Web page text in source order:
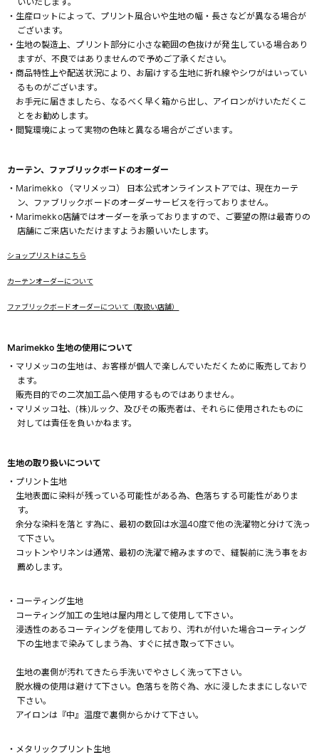
いいたします。
・生産ロットによって、プリント風合いや生地の幅・長さなどが異なる場合が
ございます。
・生地の製造上、プリント部分に小さな範囲の色抜けが発生している場合あり
ますが、不良ではありませんので予めご了承ください。
・商品特性上や配送状況により、お届けする生地に折れ線やシワがはいってい
るものがございます。
お手元に届きましたら、なるべく早く箱から出し、アイロンがけいただくこ
とをお勧めします。
・閲覧環境によって実物の色味と異なる場合がございます。
カーテン、ファブリックボードのオーダー
・Marimekko （マリメッコ） 日本公式オンラインストアでは、現在カーテ
ン、ファブリックボードのオーダーサービスを行っておりません。
・Marimekko店舗ではオーダーを承っておりますので、ご要望の際は最寄りの
店舗にご来店いただけますようお願いいたします。
ショップリストはこちら
カーテンオーダーについて
ファブリックボードオーダーについて（取扱い店舗）
Marimekko 生地の使用について
・マリメッコの生地は、お客様が個人で楽しんでいただくために販売しており
ます。
販売目的での二次加工品へ使用するものではありません。
・マリメッコ社、(株)ルック、及びその販売者は、それらに使用されたものに
対しては責任を負いかねます。
生地の取り扱いについて
・プリント生地
生地表面に染料が残っている可能性がある為、色落ちする可能性がありま
す。
余分な染料を落とす為に、最初の数回は水温40度で他の洗濯物と分けて洗っ
て下さい。
コットンやリネンは通常、最初の洗濯で縮みますので、縫製前に洗う事をお
薦めします。
・コーティング生地
コーティング加工の生地は屋内用として使用して下さい。
浸透性のあるコーティングを使用しており、汚れが付いた場合コーティング
下の生地まで染みてしまう為、すぐに拭き取って下さい。
生地の裏側が汚れてきたら手洗いでやさしく洗って下さい。
脱水機の使用は避けて下さい。色落ちを防ぐ為、水に浸したままにしないで
下さい。
アイロンは『中』温度で裏側からかけて下さい。
・メタリックプリント生地